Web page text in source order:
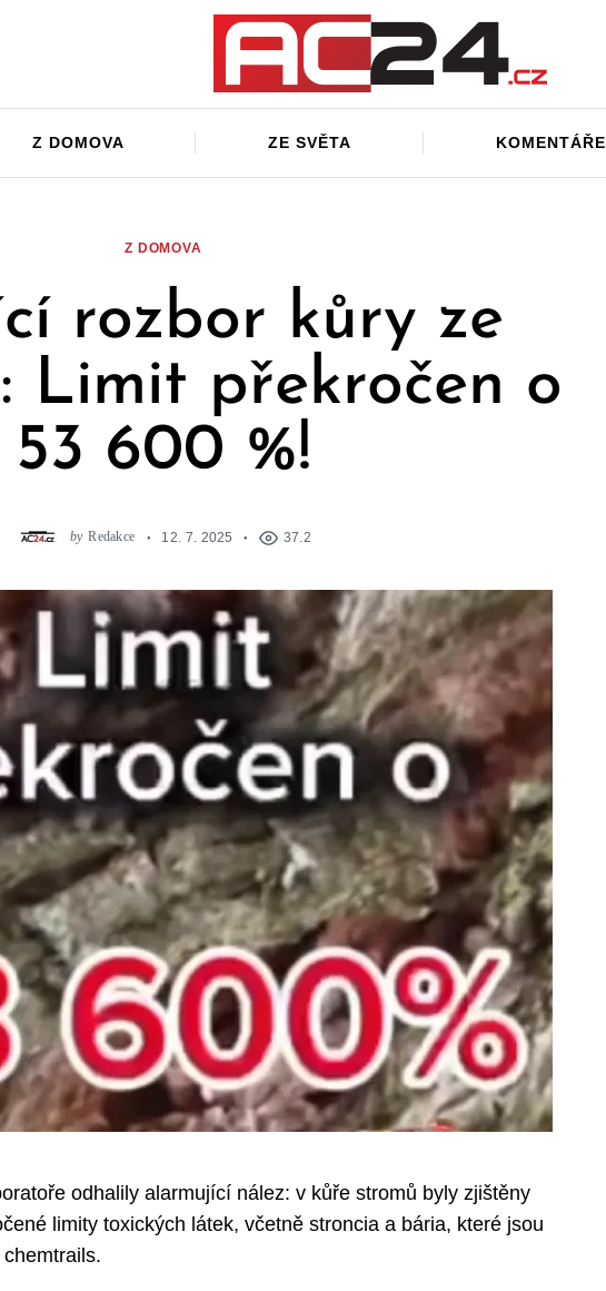
Z DOMOVA ZE SVĚTA KOMENTÁŘE
Z DOMOVA
rozbor kůry ze
Limit překročen o
53 600 %!
by Redakce 12. 7. 2025 37.2
odhalily alarmující nález: v kůře stromů byly zjištěny
limity toxických látek, včetně stroncia a bária, které jsou